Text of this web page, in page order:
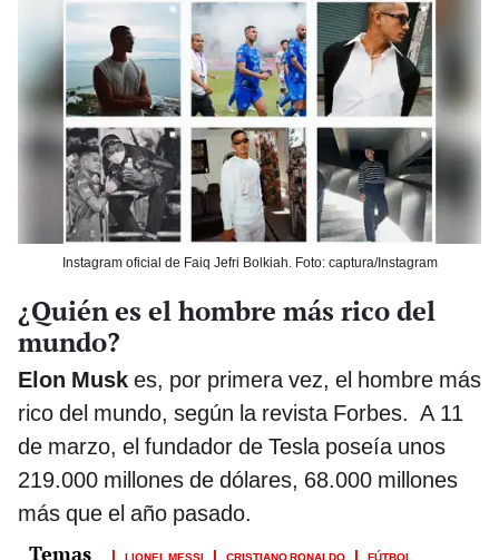
Instagram oficial de Faiq Jefri Bolkiah. Foto: captura/Instagram
¿Quién es el hombre más rico del
mundo?
Elon Musk es, por primera vez, el hombre más
rico del mundo, según la revista Forbes. A 11
de marzo, el fundador de Tesla poseía unos
219.000 millones de dólares, 68.000 millones
más que el año pasado.
LIONEL MESSI CRISTIANO RONALDO FÚTBOL